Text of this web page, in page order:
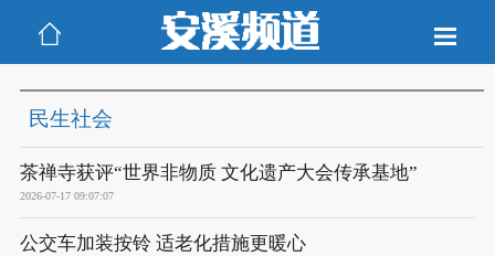
民生社会
茶禅寺获评“世界非物质 文化遗产大会传承基地”
2026-07-17 09:07:07
公交车加装按铃 适老化措施更暖心